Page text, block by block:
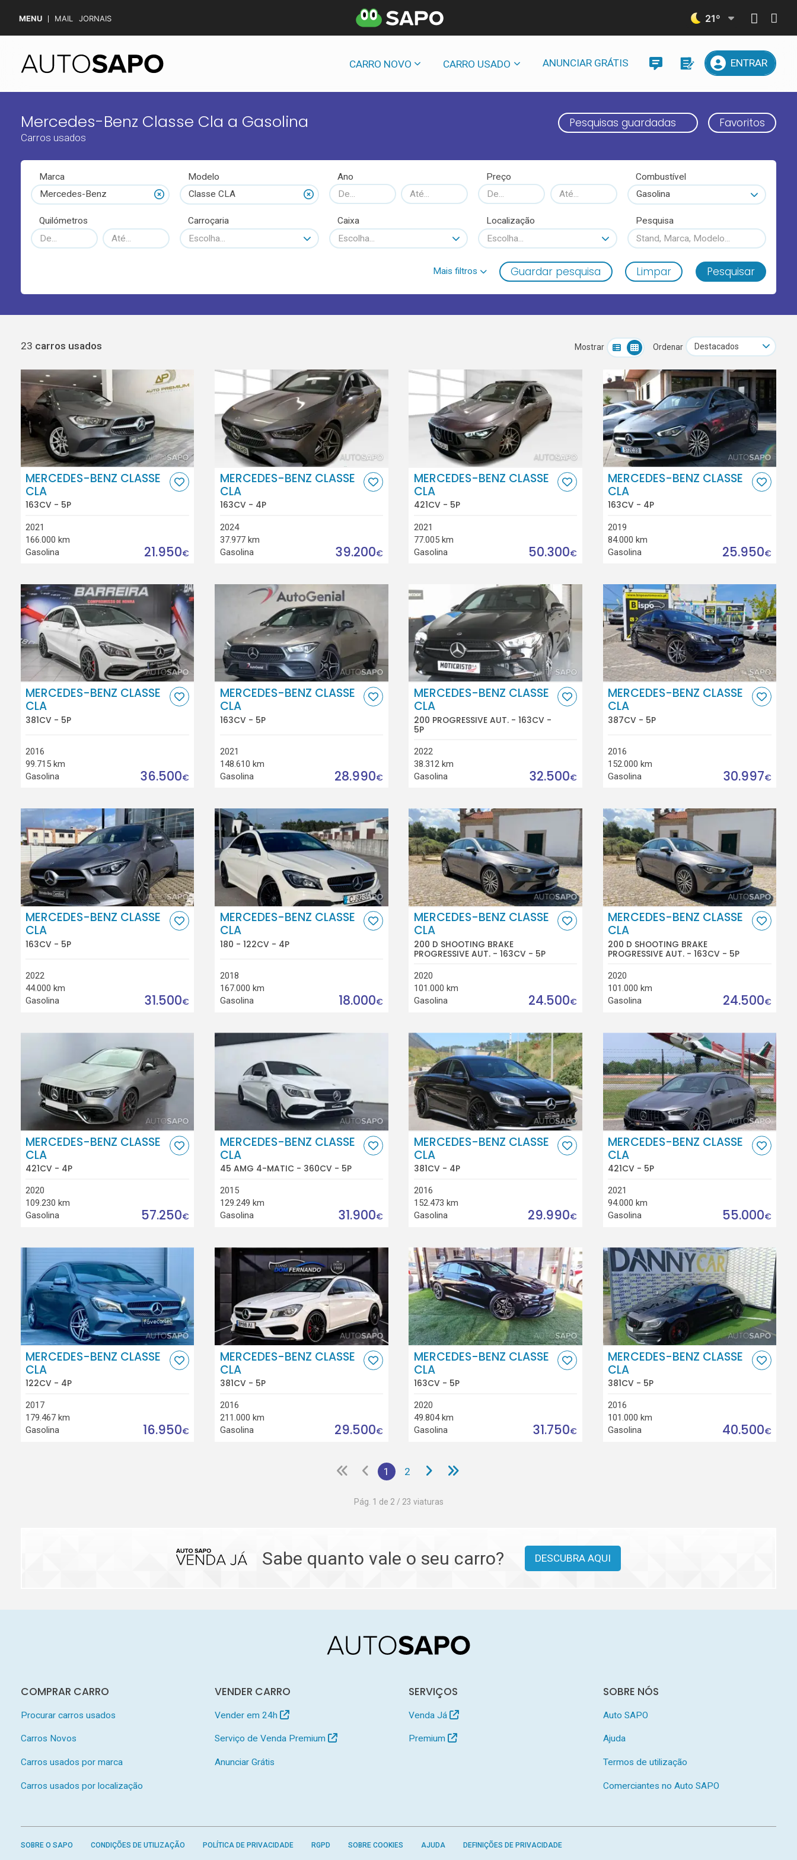
MENU MAIL JORNAIS 21º
CARRO NOVO CARRO USADO ANUNCIAR GRÁTIS ENTRAR
Mercedes-Benz Classe Cla a Gasolina
Carros usados
Pesquisas guardadas Favoritos
Marca
Mercedes-Benz
Modelo
Classe CLA
Ano Preço
Combustível
Gasolina
Quilómetros
Carroçaria
Escolha...
Caixa
Escolha...
Localização
Escolha...
Pesquisa
Guardar pesquisa Limpar Pesquisar
23 carros usados Mostrar Ordenar
MERCEDES-BENZ CLASSE
CLA
163CV - 5P
2021
166.000 km
Gasolina
21.950€
MERCEDES-BENZ CLASSE
CLA
163CV - 4P
2024
37.977 km
Gasolina
39.200€
MERCEDES-BENZ CLASSE
CLA
421CV - 5P
2021
77.005 km
Gasolina
50.300€
MERCEDES-BENZ CLASSE
CLA
163CV - 4P
2019
84.000 km
Gasolina
25.950€
MERCEDES-BENZ CLASSE
CLA
381CV - 5P
2016
99.715 km
Gasolina
36.500€
MERCEDES-BENZ CLASSE
CLA
163CV - 5P
2021
148.610 km
Gasolina
28.990€
MERCEDES-BENZ CLASSE
CLA
200 PROGRESSIVE AUT. - 163CV -
5P
2022
38.312 km
Gasolina
32.500€
MERCEDES-BENZ CLASSE
CLA
387CV - 5P
2016
152.000 km
Gasolina
30.997€
MERCEDES-BENZ CLASSE
CLA
163CV - 5P
2022
44.000 km
Gasolina
31.500€
MERCEDES-BENZ CLASSE
CLA
180 - 122CV - 4P
2018
167.000 km
Gasolina
18.000€
MERCEDES-BENZ CLASSE
CLA
200 D SHOOTING BRAKE
PROGRESSIVE AUT. - 163CV - 5P
2020
101.000 km
Gasolina
24.500€
MERCEDES-BENZ CLASSE
CLA
200 D SHOOTING BRAKE
PROGRESSIVE AUT. - 163CV - 5P
2020
101.000 km
Gasolina
24.500€
MERCEDES-BENZ CLASSE
CLA
421CV - 4P
2020
109.230 km
Gasolina
57.250€
MERCEDES-BENZ CLASSE
CLA
45 AMG 4-MATIC - 360CV - 5P
2015
129.249 km
Gasolina
31.900€
MERCEDES-BENZ CLASSE
CLA
381CV - 4P
2016
152.473 km
Gasolina
29.990€
MERCEDES-BENZ CLASSE
CLA
421CV - 5P
2021
94.000 km
Gasolina
55.000€
MERCEDES-BENZ CLASSE
CLA
122CV - 4P
2017
179.467 km
Gasolina
16.950€
MERCEDES-BENZ CLASSE
CLA
381CV - 5P
2016
211.000 km
Gasolina
29.500€
MERCEDES-BENZ CLASSE
CLA
163CV - 5P
2020
49.804 km
Gasolina
31.750€
MERCEDES-BENZ CLASSE
CLA
381CV - 5P
2016
101.000 km
Gasolina
40.500€
1 2
Pág. 1 de 2 / 23 viaturas
Sabe quanto vale o seu carro? DESCUBRA AQUI
COMPRAR CARRO
Procurar carros usados
Carros Novos
Carros usados por marca
Carros usados por localização
VENDER CARRO
Vender em 24h
Serviço de Venda Premium
Anunciar Grátis
SERVIÇOS
Venda Já
Premium
SOBRE NÓS
Auto SAPO
Ajuda
Termos de utilização
Comerciantes no Auto SAPO
SOBRE O SAPO CONDIÇÕES DE UTILIZAÇÃO POLÍTICA DE PRIVACIDADE RGPD SOBRE COOKIES AJUDA DEFINIÇÕES DE PRIVACIDADE